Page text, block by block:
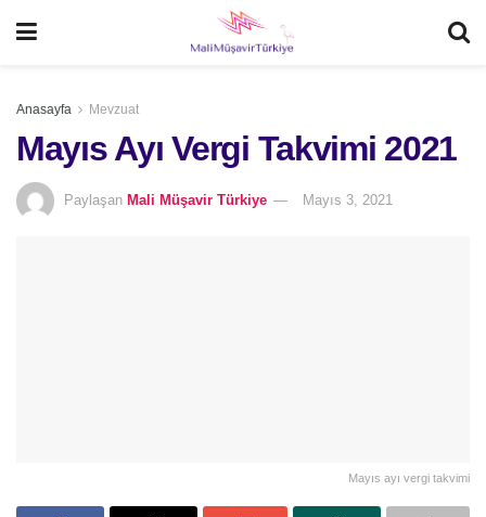
Anasayfa Mevzuat
Mayıs Ayı Vergi Takvimi 2021
Paylaşan Mali Müşavir Türkiye Mayıs 3, 2021
Mayıs ayı vergi takvimi